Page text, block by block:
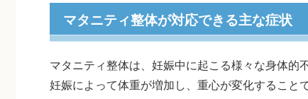
マタニティ整体が対応できる主な症状
マタニティ整体は、妊娠中に起こる様々な身体的
妊娠によって体重が増加し、重心が変化すること